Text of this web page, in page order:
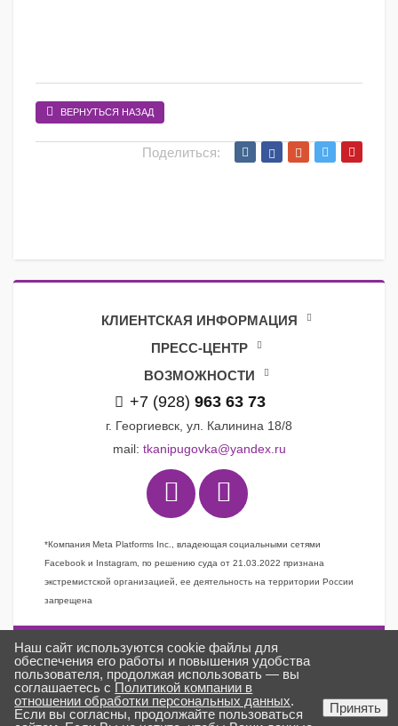
ВЕРНУТЬСЯ НАЗАД
Поделиться:
КЛИЕНТСКАЯ ИНФОРМАЦИЯ
ПРЕСС-ЦЕНТР
ВОЗМОЖНОСТИ
+7 (928) 963 63 73
г. Георгиевск, ул. Калинина 18/8
mail: tkanipugovka@yandex.ru
*Компания Meta Platforms Inc., владеющая социальными сетями
Facebook и Instagram, по решению суда от 21.03.2022 признана
экстремистской организацией, ее деятельность на территории России
запрещена
Задать вопрос
Заказать звонок
Создано вГИПЕРКУБ®
Наш сайт используются cookie файлы для
обеспечения его работы и повышения удобства
пользователя, продолжая использовать — вы
соглашаетесь с Политикой компании в
отношении обработки персональных данных.
Если вы согласны, продолжайте пользоваться
Принять